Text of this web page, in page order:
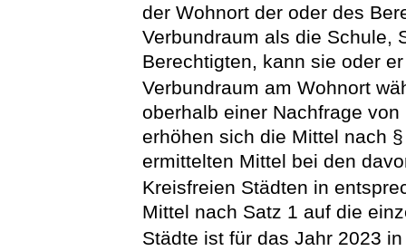
der Wohnort der oder des
Verbundraum als die Schule,
Berechtigten, kann sie oder
Verbundraum am Wohnort
oberhalb einer Nachfrage
erhöhen sich die Mittel nach
ermittelten Mittel bei den
Kreisfreien Städten in
Mittel nach Satz 1 auf die
Städte ist für das Jahr 2023